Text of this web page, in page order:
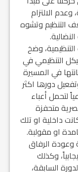
وعدم الالتزام
التنظيم وتشوه
وضخ
التنظيمي في
في المسيرة
دورها اكثر
لتحمل أعباء
متحفزة
داخلية او تلك
او مقولبة.
وعودة الرفاق
وكذلك
السابقة،